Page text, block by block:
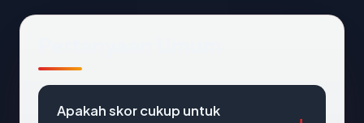
Apakah skor cukup untuk